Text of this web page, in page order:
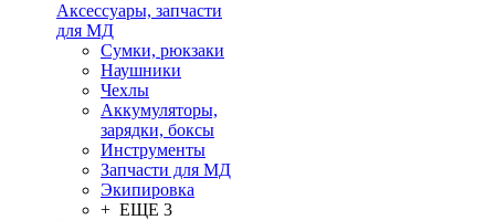
Аксессуары, запчасти
для МД
Сумки, рюкзаки
Наушники
Чехлы
Аккумуляторы,
зарядки, боксы
Инструменты
Запчасти для МД
Экипировка
+ ЕЩЕ 3